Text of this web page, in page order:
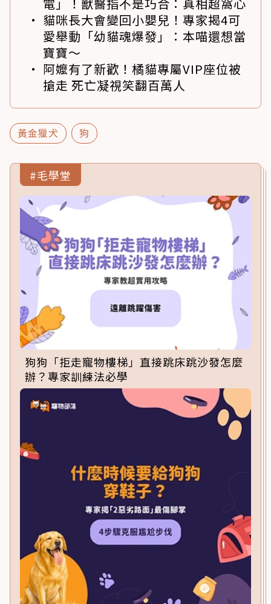
貓咪長大會變回小嬰兒！專家揭4可
愛舉動「幼貓魂爆發」：本喵還想當
寶寶～
阿嬤有了新歡！橘貓專屬VIP座位被
搶走 死亡凝視笑翻百萬人
黃金獵犬 狗
#毛學堂
狗狗「拒走寵物樓梯」直接跳床跳沙發怎麼
辦？專家訓練法必學